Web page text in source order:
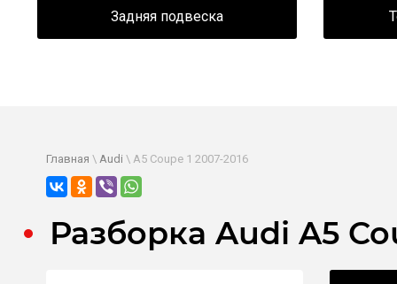
Задняя подвеска
Главная \ Audi \ A5 Coupe 1 2007-2016
Разборка Audi A5